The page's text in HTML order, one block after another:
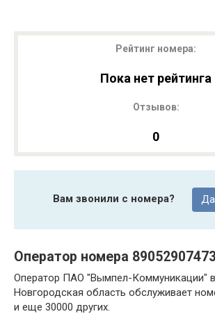
Рейтинг номера:
Пока нет рейтинга
Отзывов:
0
Вам звонили с номера? Да
Оператор номера 89052907473
Оператор ПАО "Вымпел-Коммуникации" в
Новгородская область обслуживает
и еще 30000 других.